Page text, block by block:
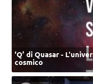
‘Q’ di Quasar -
cosmico